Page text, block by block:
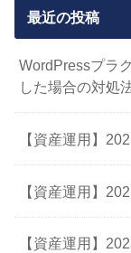
最近の投稿
WordPressプラ
した場合の対処
【資産運用】
【資産運用】
【資産運用】